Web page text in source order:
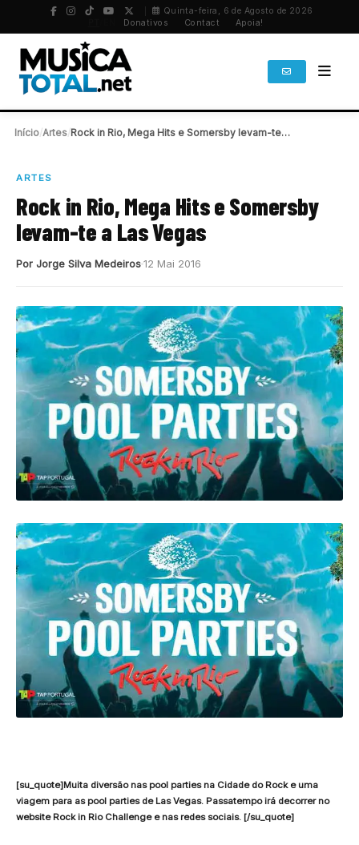
Quinta-feira, 6 de Agosto de 2026
Donativos Contact Apoia!
Início Artes Rock in Rio, Mega Hits e Somersby levam-te…
ARTES
Rock in Rio, Mega Hits e Somersby
levam-te a Las Vegas
Por Jorge Silva Medeiros12 Mai 2016
[su_quote]Muita diversão nas pool parties na Cidade do Rock e uma
viagem para as pool parties de Las Vegas. Passatempo irá decorrer no
website Rock in Rio Challenge e nas redes sociais. [/su_quote]